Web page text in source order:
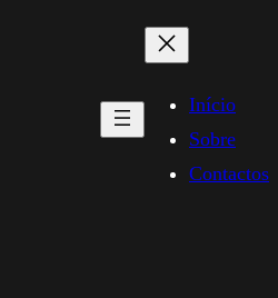
Início
Sobre
Contactos